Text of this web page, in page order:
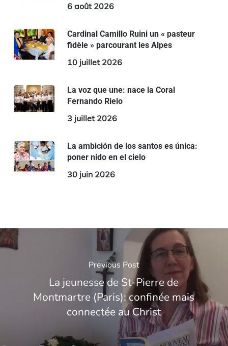
6 août 2026
Cardinal Camillo Ruini un « pasteur
fidèle » parcourant les Alpes
10 juillet 2026
La voz que une: nace la Coral
Fernando Rielo
3 juillet 2026
La ambición de los santos es única:
poner nido en el cielo
30 juin 2026
Previous Post
La jeunesse de St-Pierre de
Montmartre (Paris): confinée mais
connectée au Christ